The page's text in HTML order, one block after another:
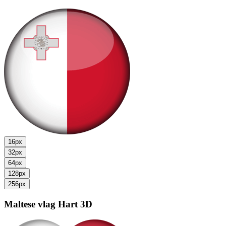
16px
32px
64px
128px
256px
Maltese vlag Hart 3D